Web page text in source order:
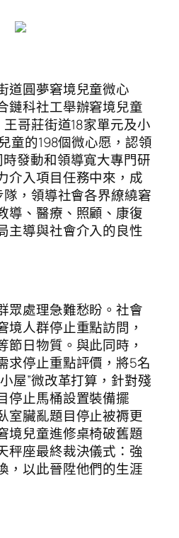
圓夢窘境兒童微心
鏈科社工舉辦窘境兒童
王哥莊街道18家單元及小
童的198個微心愿，認領
發動和領導寬大專門研
介入項目任務中來，成
隊，領導社會各界繚繞窘
導、醫療、照顧、康復
主導與社會介入的良性
處理急難愁盼。社會
境人群停止重點訪問，
節日物質。與此同時，
求停止重點評價，將5名
屋”微改革打算，針對殘
停止馬桶設置裝備擺
室臟亂題目停止被褥更
境兒童進修桌椅破舊題
秤座最終裁決儀式：強
，以此晉陞他們的生涯